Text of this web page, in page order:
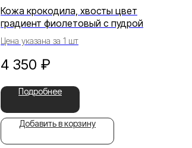
Кожа крокодила, хвосты цвет
градиент фиолетовый с пудрой
Цена указана за 1 шт
4 350 ₽
Подробнее
Добавить в корзину